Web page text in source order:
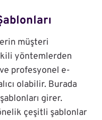
müşteri
yöntemlerden
profesyonel e-
olabilir. Burada
girer.
çeşitli şablonlar